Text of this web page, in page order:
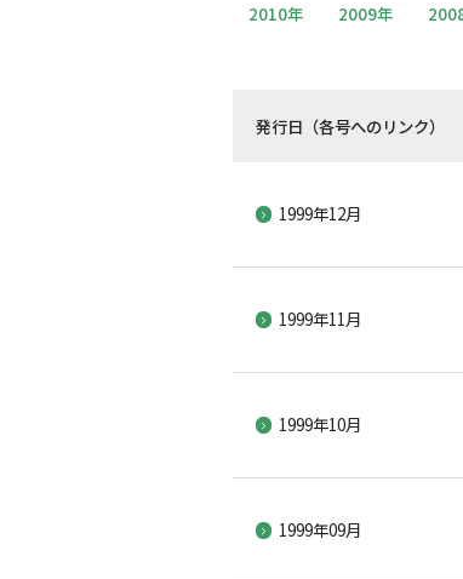
2010年 2009年
発行日（各号へのリンク）
1999年12月
1999年11月
1999年10月
1999年09月